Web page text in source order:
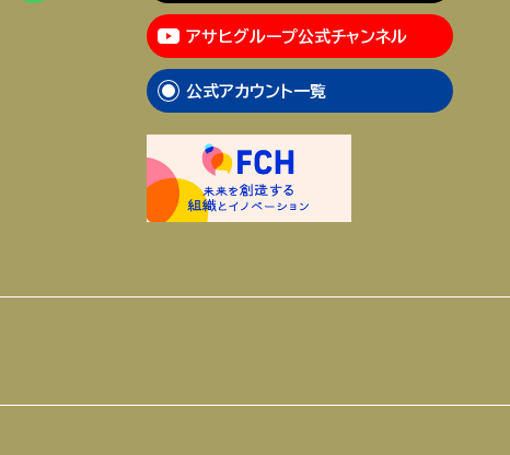
アサヒグループ公式チャンネル
公式アカウント一覧